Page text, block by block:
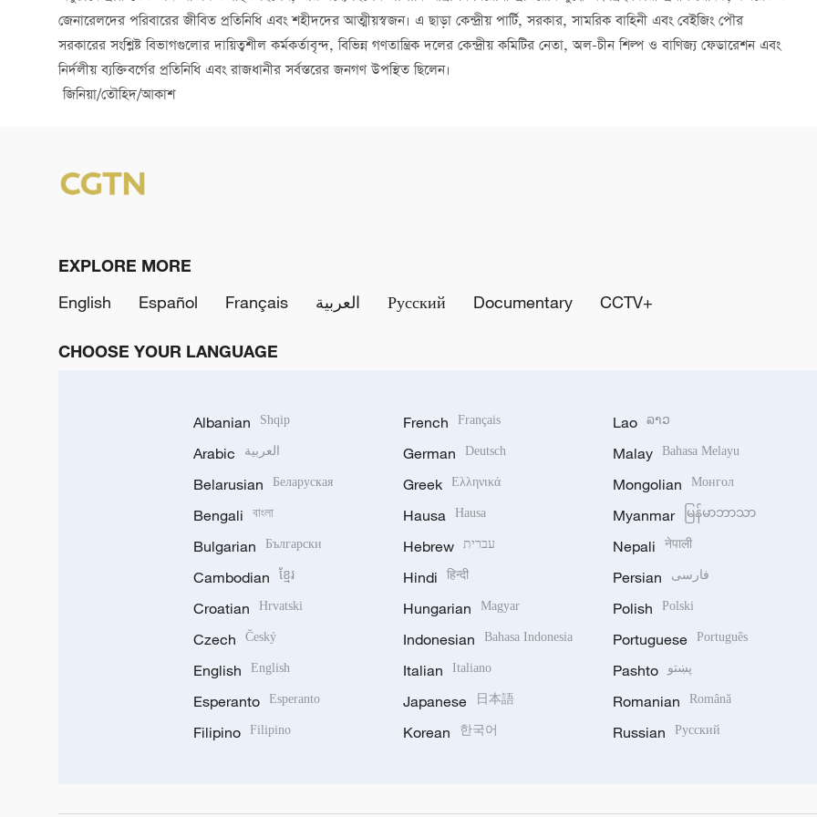
জেনারেলদের পরিবারের জীবিত প্রতিনিধি এবং শহীদদের আত্মীয়স্বজন। এ ছাড়া কেন্দ্রীয় পার্টি, সরকার, সামরিক বাহিনী এবং বেইজিং পৌর
সরকারের সংশ্লিষ্ট বিভাগগুলোর দায়িত্বশীল কর্মকর্তাবৃন্দ, বিভিন্ন গণতান্ত্রিক দলের কেন্দ্রীয় কমিটির নেতা, অল-চীন শিল্প ও বাণিজ্য ফেডারেশন এবং
নির্দলীয় ব্যক্তিবর্গের প্রতিনিধি এবং রাজধানীর সর্বস্তরের জনগণ উপস্থিত ছিলেন।
জিনিয়া/তৌহিদ/আকাশ
EXPLORE MORE
English
Español Français العربية Русский Documentary CCTV+
CHOOSE YOUR LANGUAGE
Albanian Shqip
Arabic العربية
Belarusian Беларуская
Bengali বাংলা
Bulgarian Български
Cambodian ខ្មែរ
Croatian Hrvatski
Czech Český
English English
Esperanto Esperanto
Filipino Filipino
French Français
German Deutsch
Greek Ελληνικά
Hausa Hausa
Hebrew עברית
Hindi हिन्दी
Hungarian Magyar
Indonesian Bahasa Indonesia
Italian Italiano
Japanese 日本語
Korean 한국어
Lao ລາວ
Malay Bahasa Melayu
Mongolian Монгол
Myanmar မြန်မာဘာသာ
Nepali नेपाली
Persian فارسی
Polish Polski
Portuguese Português
Pashto پښتو
Romanian Română
Russian Русский